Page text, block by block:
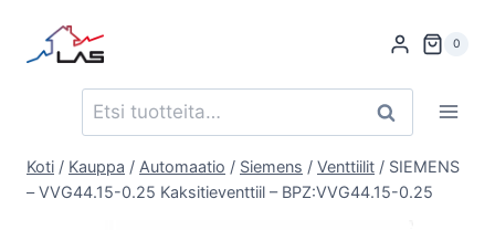
sisältöön
0
Etsi: Haku
Koti / Kauppa / Automaatio / Siemens / Venttiilit / SIEMENS
– VVG44.15-0.25 Kaksitieventtiil – BPZ:VVG44.15-0.25